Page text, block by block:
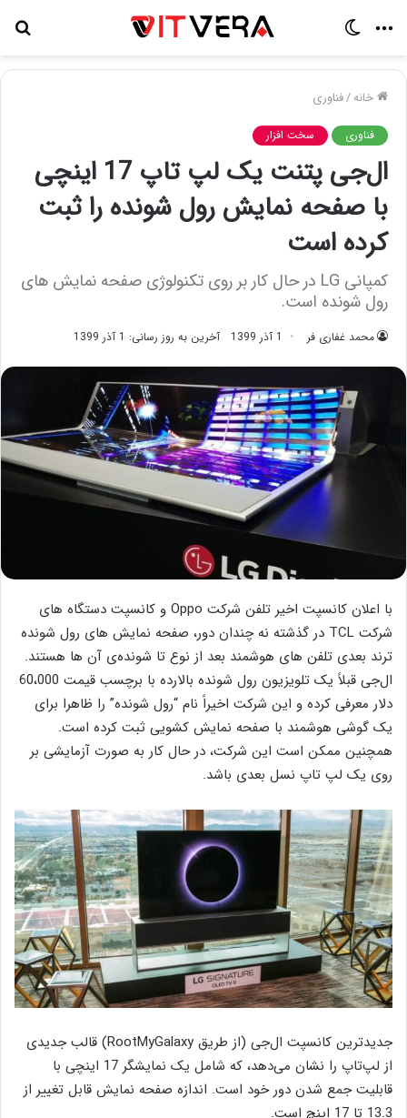
منو
خانه/فناوری
فناوری سخت افزار
ال‌جی پتنت یک لپ تاپ 17 اینچی
با صفحه نمایش رول شونده را ثبت
کرده است
کمپانی LG در حال کار بر روی تکنولوژی صفحه نمایش های
رول شونده است.
محمد غفاری فر 1 آذر 1399 آخرین به روز رسانی: 1 آذر 1399
با اعلان کانسپت اخیر تلفن شرکت Oppo و کانسپت دستگاه های
شرکت TCL در گذشته نه چندان دور، صفحه نمایش های رول شونده
ترند بعدی تلفن های هوشمند بعد از نوع تا شونده‌ی آن ها هستند.
ال‌جی قبلاً یک تلویزیون رول شونده بالارده با برچسب قیمت 60،000
دلار معرفی کرده و این شرکت اخیراً نام “رول شونده” را ظاهرا برای
یک گوشی هوشمند با صفحه نمایش کشویی ثبت کرده است.
همچنین ممکن است این شرکت، در حال کار به صورت آزمایشی بر
روی یک لپ تاپ نسل بعدی باشد.
جدیدترین کانسپت ال‌جی (از طریق RootMyGalaxy) قالب جدیدی
از لپ‌تاپ را نشان می‌دهد، که شامل یک نمایشگر 17 اینچی با
قابلیت جمع شدن دور خود است. اندازه صفحه نمایش قابل تغییر از
13.3 تا 17 اینچ است.